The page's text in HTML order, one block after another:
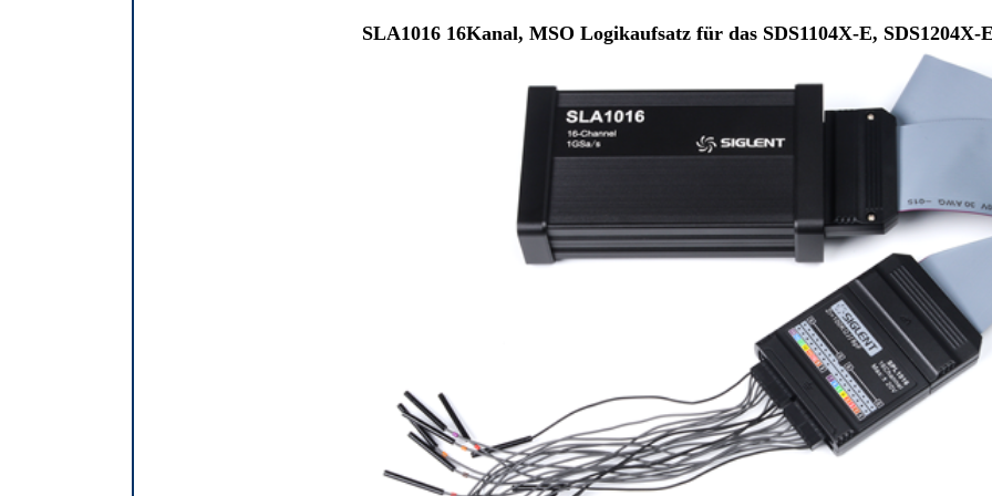
SLA1016 16Kanal, MSO Logikaufsatz für das SDS1104X-E, SDS1204X-